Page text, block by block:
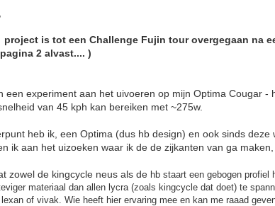
is tot een Challenge Fujin tour overgegaan na
2 alvast.... )
een experiment aan het uivoeren op mijn Optima Cougar -
van 45 kph kan bereiken met ~275w.
heb ik, een Optima (dus hb design) en ook sinds deze
ik aan het uizoeken waar ik de de zijkanten van ga
zowel de kingcycle neus als de hb staart een gebogen
materiaal dan allen lycra (zoals kingcycle dat doet) te
of vivak. Wie heeft hier ervaring mee en kan me raaad